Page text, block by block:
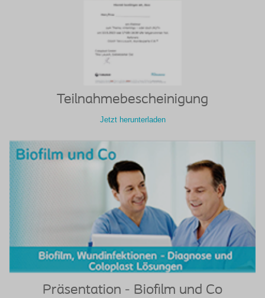
Teilnahmebescheinigung
Jetzt herunterladen
Präsentation - Biofilm und Co